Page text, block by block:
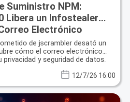
Suministro NPM:
Libera un Infostealer
Electrónico
Tu Identidad Digital
de jscrambler desató un
cómo el correo electrónico
y seguridad de datos.
12/7/26 16:00